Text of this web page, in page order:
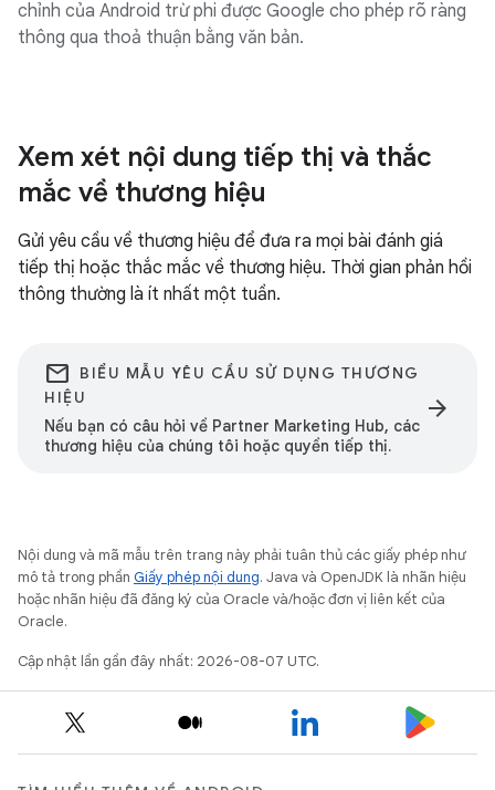
chỉnh của Android trừ phi được Google cho phép rõ ràng
thông qua thoả thuận bằng văn bản.
Xem xét nội dung tiếp thị và thắc
mắc về thương hiệu
Gửi yêu cầu về thương hiệu để đưa ra mọi bài đánh giá
tiếp thị hoặc thắc mắc về thương hiệu. Thời gian phản hồi
thông thường là ít nhất một tuần.
email
BIỂU MẪU YÊU CẦU SỬ DỤNG THƯƠNG
HIỆU
Nếu bạn có câu hỏi về Partner Marketing Hub, các
thương hiệu của chúng tôi hoặc quyền tiếp thị.
arrow_forward
Nội dung và mã mẫu trên trang này phải tuân thủ các giấy phép như
mô tả trong phần Giấy phép nội dung. Java và OpenJDK là nhãn hiệu
hoặc nhãn hiệu đã đăng ký của Oracle và/hoặc đơn vị liên kết của
Oracle.
Cập nhật lần gần đây nhất: 2026-08-07 UTC.